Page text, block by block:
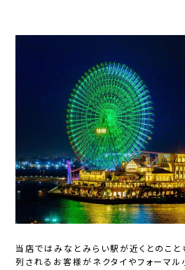
当店ではみなとみらい駅が近くとのこ
列されるお客様がネクタイやフォーマ